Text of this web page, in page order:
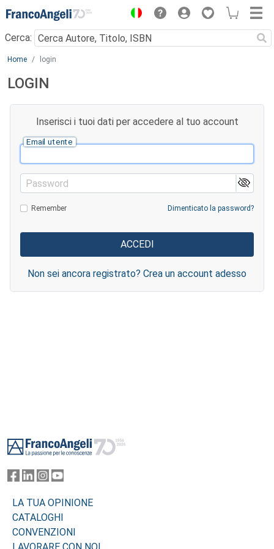
Menu
Cerca:
Main content
Home login
LOGIN
Inserisci i tuoi dati per accedere al tuo account
Email utente
Password
Remember Dimenticato la password?
Non sei ancora registrato? Crea un account adesso
LA TUA OPINIONE
CATALOGHI
CONVENZIONI